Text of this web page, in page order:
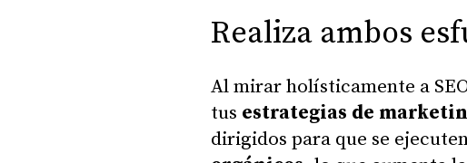
Realiza ambos
Al mirar holísticamente a
tus estrategias de
dirigidos para que se